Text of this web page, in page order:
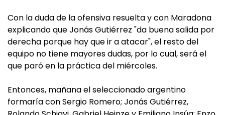
Con la duda de la ofensiva resuelta y con Maradona
explicando que Jonás Gutiérrez "da buena salida por
derecha porque hay que ir a atacar", el resto del
equipo no tiene mayores dudas, por lo cual, será el
que paró en la práctica del miércoles.
Entonces, mañana el seleccionado argentino
formaría con Sergio Romero; Jonás Gutiérrez,